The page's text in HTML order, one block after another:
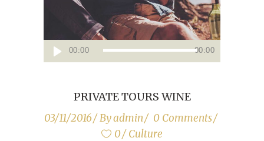
Audio
Player
00:00 00:00
PRIVATE TOURS WINE
03/11/2016 Byadmin
0 Comments
0
Culture